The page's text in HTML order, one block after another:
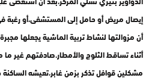
إيصال مريض أو حامل إلى المستشفى،أو رغبة
أن مزوالتها لنشاط تربية الماشية يجعلها
أثناء تساقط الثلوج والأمطار.صادفتهم غير
مشكلين قوافل تذكر بزمن غابر،تعيشه الساكنة